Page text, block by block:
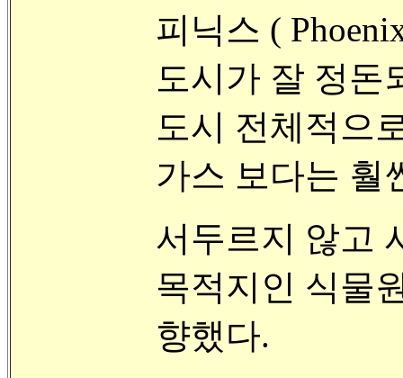
피닉스 (
도시가 잘 정돈
도시 전체적으
가스 보다는 훨
서두르지 않고
목적지인 식물
향했다.